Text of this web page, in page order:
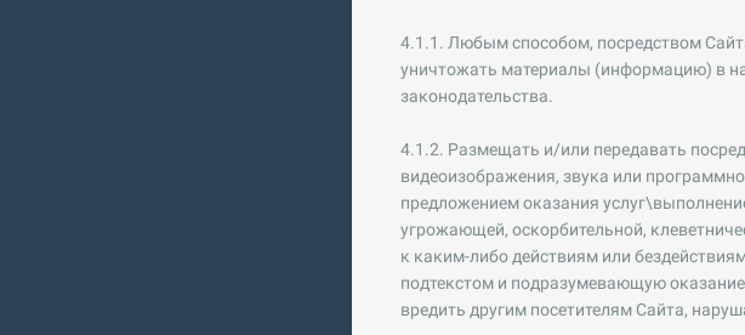
4.1.1. Любым способом, посредством
уничтожать материалы (информацию) в
законодательства.
4.1.2. Размещать и/или передавать
видеоизображения, звука или
предложением оказания
угрожающей, оскорбительной,
к каким-либо действиям или
подтекстом и подразумевающую оказание
вредить другим посетителям Сайта,